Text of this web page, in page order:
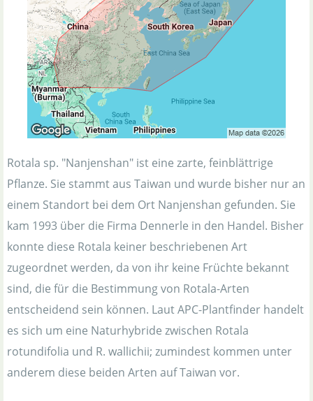
Rotala sp. "Nanjenshan" ist eine zarte, feinblättrige
Pflanze. Sie stammt aus Taiwan und wurde bisher nur an
einem Standort bei dem Ort Nanjenshan gefunden. Sie
kam 1993 über die Firma Dennerle in den Handel. Bisher
konnte diese Rotala keiner beschriebenen Art
zugeordnet werden, da von ihr keine Früchte bekannt
sind, die für die Bestimmung von Rotala-Arten
entscheidend sein können. Laut APC-Plantfinder handelt
es sich um eine Naturhybride zwischen Rotala
rotundifolia und R. wallichii; zumindest kommen unter
anderem diese beiden Arten auf Taiwan vor.